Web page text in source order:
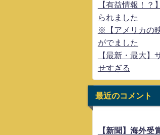
【有益情報！？
られました
※【アメリカの
がでました
【最新・最大】
せすぎる
最近のコメント
【新聞】海外受